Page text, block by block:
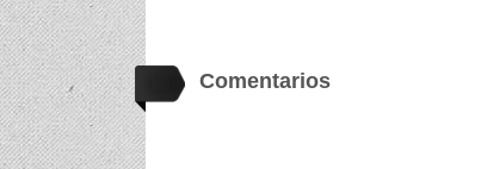
Comentarios